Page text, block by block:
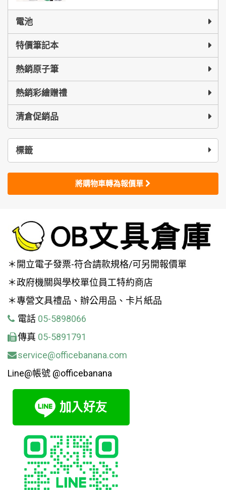
電池
特價筆記本
熱銷原子筆
熱銷彩繪贈禮
清倉促銷品
標籤
將購物車轉為報價單
＊開立電子發票-符合請款規格/可另開報價單
＊政府機關與學校單位員工特約商店
＊專營文具禮品、辦公用品、卡片紙品
電話 05-5898066
傳真 05-5891791
service@officebanana.com
Line@帳號 @officebanana